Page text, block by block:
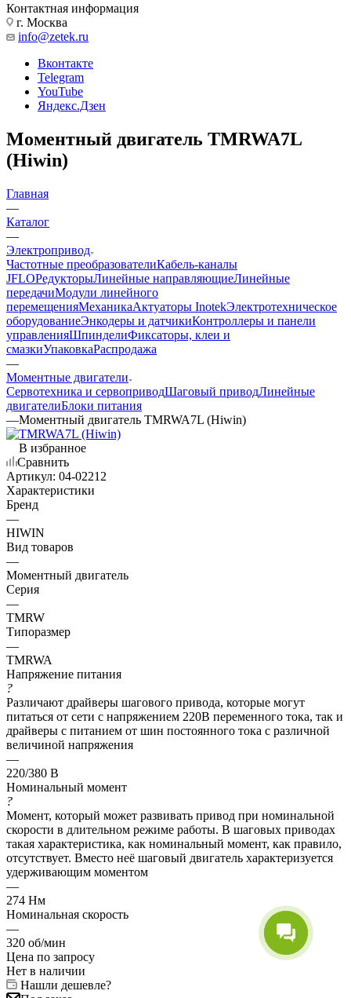
Контактная информация
г. Москва
info@zetek.ru
Вконтакте
Telegram
YouTube
Яндекс.Дзен
Моментный двигатель TMRWA7L
(Hiwin)
Главная
—
Каталог
—
Электропривод
Частотные преобразователиКабель-каналы
JFLOРедукторыЛинейные направляющиеЛинейные
передачиМодули линейного
перемещенияМеханикаАктуаторы InotekЭлектротехническое
оборудованиеЭнкодеры и датчикиКонтроллеры и панели
управленияШпинделиФиксаторы, клеи и
смазкиУпаковкаРаспродажа
—
Моментные двигатели
Сервотехника и сервоприводШаговый приводЛинейные
двигателиБлоки питания
—Моментный двигатель TMRWA7L (Hiwin)
В избранное
Сравнить
Артикул: 04-02212
Характеристики
Бренд
—
HIWIN
Вид товаров
—
Моментный двигатель
Серия
—
TMRW
Типоразмер
—
TMRWA
Напряжение питания
?
Различают драйверы шагового привода, которые могут
питаться от сети с напряжением 220В переменного тока, так и
драйверы с питанием от шин постоянного тока с различной
величиной напряжения
—
220/380 В
Номинальный момент
?
Момент, который может развивать привод при номинальной
скорости в длительном режиме работы. В шаговых приводах
такая характеристика, как номинальный момент, как правило,
отсутствует. Вместо неё шаговый двигатель характеризуется
удерживающим моментом
—
274 Нм
Номинальная скорость
—
320 об/мин
Цена по запросу
Нет в наличии
Нашли дешевле?